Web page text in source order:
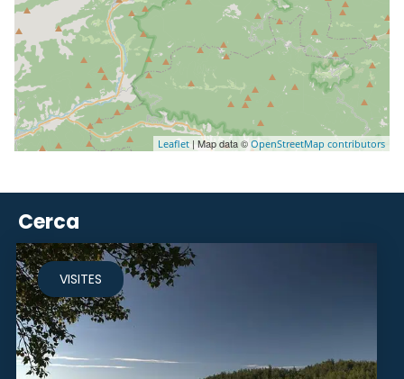
Leaflet | Map data © OpenStreetMap contributors
Cerca
VISITES